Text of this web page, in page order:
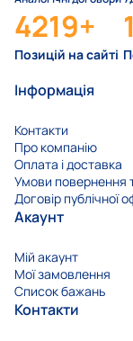
4219+
Позицій на сайті
Інформація
Контакти
Про компанію
Оплата і доставка
Умови повернення
Договір публічної
Акаунт
Мій акаунт
Мої замовлення
Список бажань
Контакти